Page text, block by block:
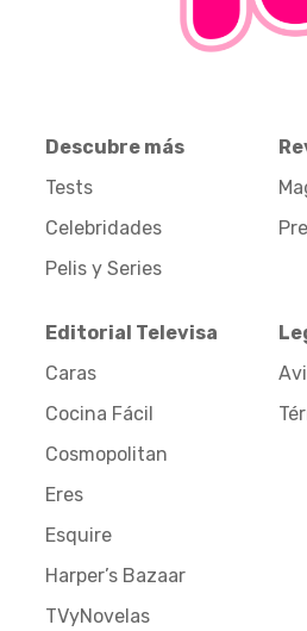
Descubre más
Tests
Celebridades
Pelis y Series
Editorial Televisa
Caras
Cocina Fácil
Cosmopolitan
Eres
Esquire
Harper’s Bazaar
TVyNovelas